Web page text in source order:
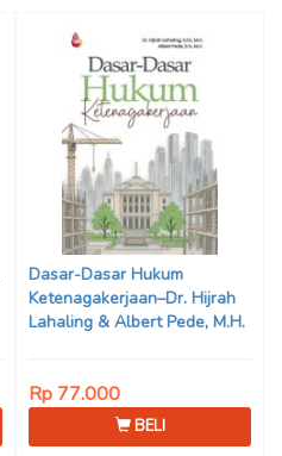
Dasar-Dasar Hukum
Ketenagakerjaan–Dr. Hijrah
Lahaling & Albert Pede, M.H.
Rp 77.000
BELI